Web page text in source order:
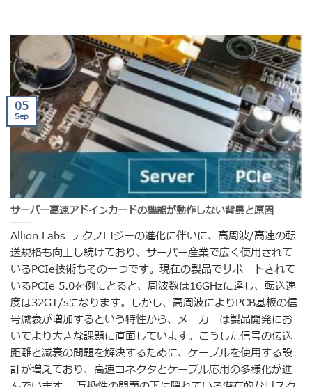
サーバー高速アドインカードの機能が動作しない背景と原因
Allion Labs テクノロジーの進化に伴いに、高周波/高速の転
送規格も向上し続けており、サーバー産業で広く使用されて
いるPCIe技術もその一つです。現在の製品でサポートされて
いるPCIe 5.0を例にとると、周波数は16GHzに達し、転送速
度は32GT/sになります。しかし、高周波によりPCB基板の信
号減衰が増加するという特性から、メーカーは製品開発にお
いてより大きな課題に直面しています。こうした信号の伝送
距離と減衰の問題を解決するために、ケーブルを使用する設
計が増えており、高速コネクタとケーブル応用の多様化が進
05
Sep